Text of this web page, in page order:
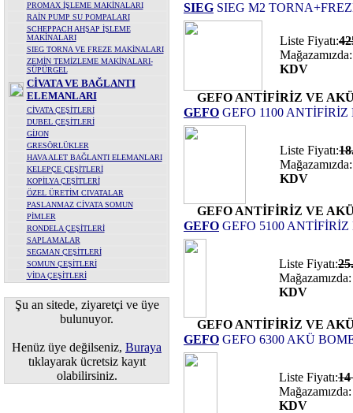
PROMAX İŞLEME MAKİNALARI
RAİN PUMP SU POMPALARI
SCHEPPACH AHŞAP İŞLEME
MAKİNALARI
SIEG TORNA VE FREZE MAKİNALARI
ZEMİN TEMİZLEME MAKİNALARI-
SÜPÜRGEL
CİVATA VE BAĞLANTI
ELEMANLARI
CİVATA ÇEŞİTLERİ
DUBEL ÇEŞİTLERİ
GİJON
GRESÖRLÜKLER
HAVA ALET BAĞLANTI ELEMANLARI
KELEPÇE ÇEŞİTLERİ
KOPİLYA ÇEŞİTLERİ
ÖZEL ÜRETİM CIVATALAR
PASLANMAZ CİVATA SOMUN
PİMLER
RONDELA ÇEŞİTLERİ
SAPLAMALAR
SEGMAN ÇEŞİTLERİ
SOMUN ÇEŞİTLERİ
VİDA ÇEŞİTLERİ
Şu an sitede, ziyaretçi ve üye
bulunuyor.
Henüz üye değilseniz, Buraya
tıklayarak ücretsiz kayıt
olabilirsiniz.
SIEG SIEG M2
Liste Fiyatı:
Mağazamızda:
KDV
GEFO ANTİFİRİZ VE
GEFO GEFO 1100 ANTİFİRİZ
Liste Fiyatı:
Mağazamızda:
KDV
GEFO ANTİFİRİZ VE
GEFO GEFO 5100 ANTİFİRİZ
Liste Fiyatı:
Mağazamızda:
KDV
GEFO ANTİFİRİZ VE
GEFO GEFO 6300 AKÜ
Liste Fiyatı:
Mağazamızda:
KDV